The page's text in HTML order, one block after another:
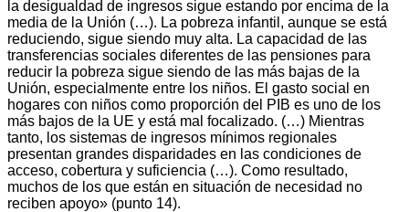
la desigualdad de ingresos sigue estando por encima de la
media de la Unión (…). La pobreza infantil, aunque se está
reduciendo, sigue siendo muy alta. La capacidad de las
transferencias sociales diferentes de las pensiones para
reducir la pobreza sigue siendo de las más bajas de la
Unión, especialmente entre los niños. El gasto social en
hogares con niños como proporción del PIB es uno de los
más bajos de la UE y está mal focalizado. (…) Mientras
tanto, los sistemas de ingresos mínimos regionales
presentan grandes disparidades en las condiciones de
acceso, cobertura y suficiencia (…). Como resultado,
muchos de los que están en situación de necesidad no
reciben apoyo» (punto 14).